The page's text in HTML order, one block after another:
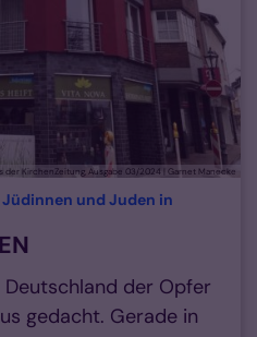
der KirchenZeitung, Ausgabe 03/2024 | Garnet Manecke
und Juden in
der Opfer
gedacht. Gerade in